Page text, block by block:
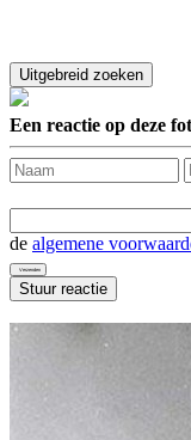
Een reactie op deze
de algemene